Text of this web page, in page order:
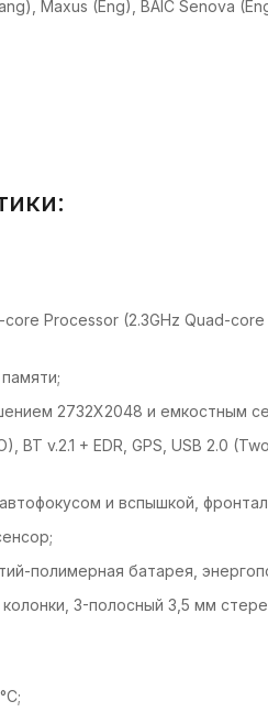
Maxus (Eng), BAIC Senova
Processor (2.3GHz Quad-
2732X2048 и емкостным
BT v.2.1 + EDR, GPS, USB 2.0
и вспышкой,
полимерная батарея,
3-полосный 3,5 мм